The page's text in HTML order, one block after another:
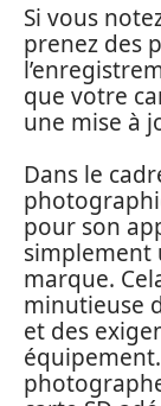
Si vous
prenez des
que votre
une mise à
Dans le
pour son
simplement
marque.
minutieuse
et des